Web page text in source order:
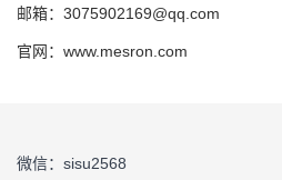
邮箱：3075902169@qq.com
官网：www.mesron.com
微信：sisu2568